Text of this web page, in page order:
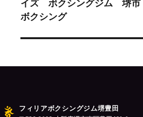
シ
ョ
の
投
イズ ボクシングジム 堺
ボクシング
フィリアボクシングジム堺豊田